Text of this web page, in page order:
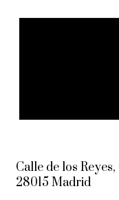
Calle de los Reyes,
28015 Madrid